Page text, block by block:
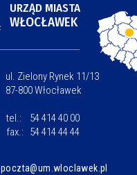
URZĄD MIASTA
WŁOCŁAWEK
ul. Zielony Rynek 11/13
87-800 Włocławek
tel.:
54 414 40 00
fax.:
54 414 44 44
poczta@um.wloclawek.pl